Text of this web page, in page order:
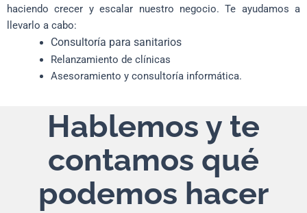
haciendo crecer y escalar nuestro negocio. Te ayudamos a
llevarlo a cabo:
Consultoría para sanitarios
Relanzamiento de clínicas
Asesoramiento y consultoría informática.
Hablemos y te
contamos qué
podemos hacer